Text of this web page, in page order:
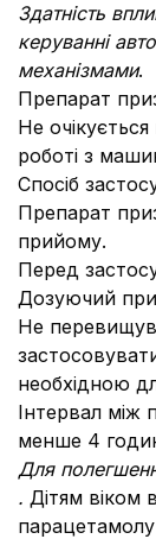
Здатність
керуванні
механізмами.
Препарат
Не
роботі з
Спосіб
Препарат
прийому.
Перед
Дозуючий
Не
необхідною
Інтервал
менше 4
Для
. Дітям віком